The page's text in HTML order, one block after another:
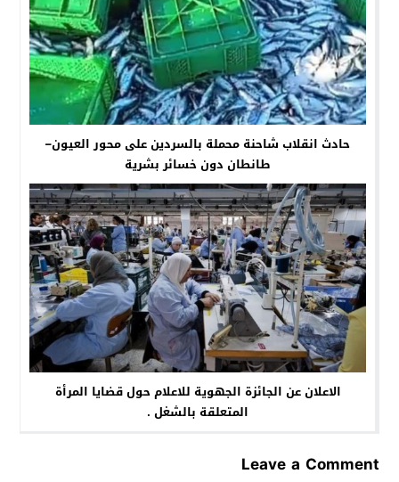
حادث انقلاب شاحنة محملة بالسردين على محور العيون–
طانطان دون خسائر بشرية
الاعلان عن الجائزة الجهوية للاعلام حول قضايا المرأة
المتعلقة بالشغل .
Leave a Comment